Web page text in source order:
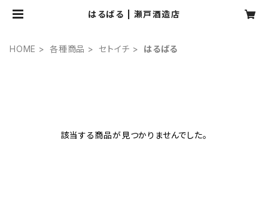
はるばる | 瀬戸酒造店
HOME 各種商品 セトイチ はるばる
該当する商品が見つかりませんでした。